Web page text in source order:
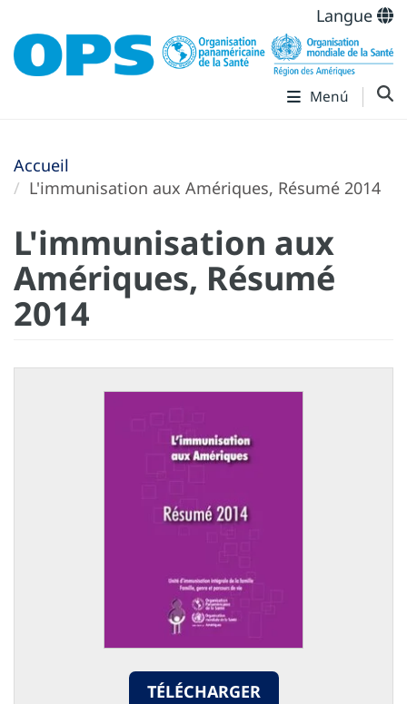
Langue
Menú
Accueil
L'immunisation aux Amériques, Résumé 2014
L'immunisation aux
Amériques, Résumé
2014
TÉLÉCHARGER